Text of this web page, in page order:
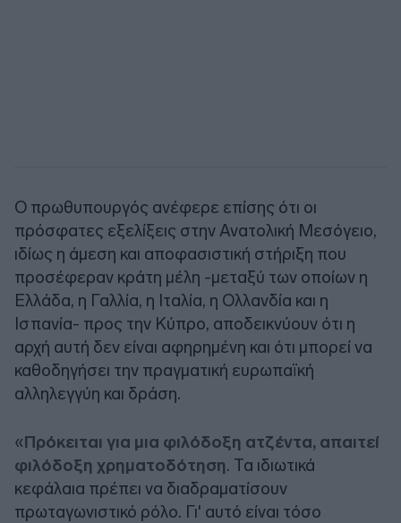
Ο πρωθυπουργός ανέφερε επίσης ότι οι
πρόσφατες εξελίξεις στην Ανατολική Μεσόγειο,
ιδίως η άμεση και αποφασιστική στήριξη που
προσέφεραν κράτη μέλη -μεταξύ των οποίων η
Ελλάδα, η Γαλλία, η Ιταλία, η Ολλανδία και η
Ισπανία- προς την Κύπρο, αποδεικνύουν ότι η
αρχή αυτή δεν είναι αφηρημένη και ότι μπορεί να
καθοδηγήσει την πραγματική ευρωπαϊκή
αλληλεγγύη και δράση.
«Πρόκειται για μια φιλόδοξη ατζέντα, απαιτεί
φιλόδοξη χρηματοδότηση. Τα ιδιωτικά
κεφάλαια πρέπει να διαδραματίσουν
πρωταγωνιστικό ρόλο. Γι' αυτό είναι τόσο